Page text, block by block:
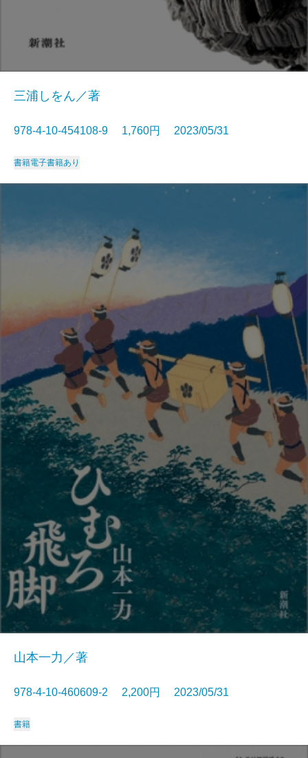
三浦しをん／著
978-4-10-454108-9 1,760円 2023/05/31
書籍電子書籍あり
山本一力／著
978-4-10-460609-2 2,200円 2023/05/31
書籍